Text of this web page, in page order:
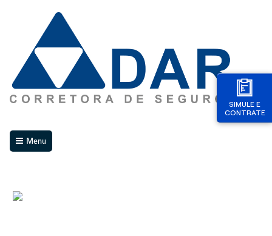
SIMULE E
CONTRATE
Menu